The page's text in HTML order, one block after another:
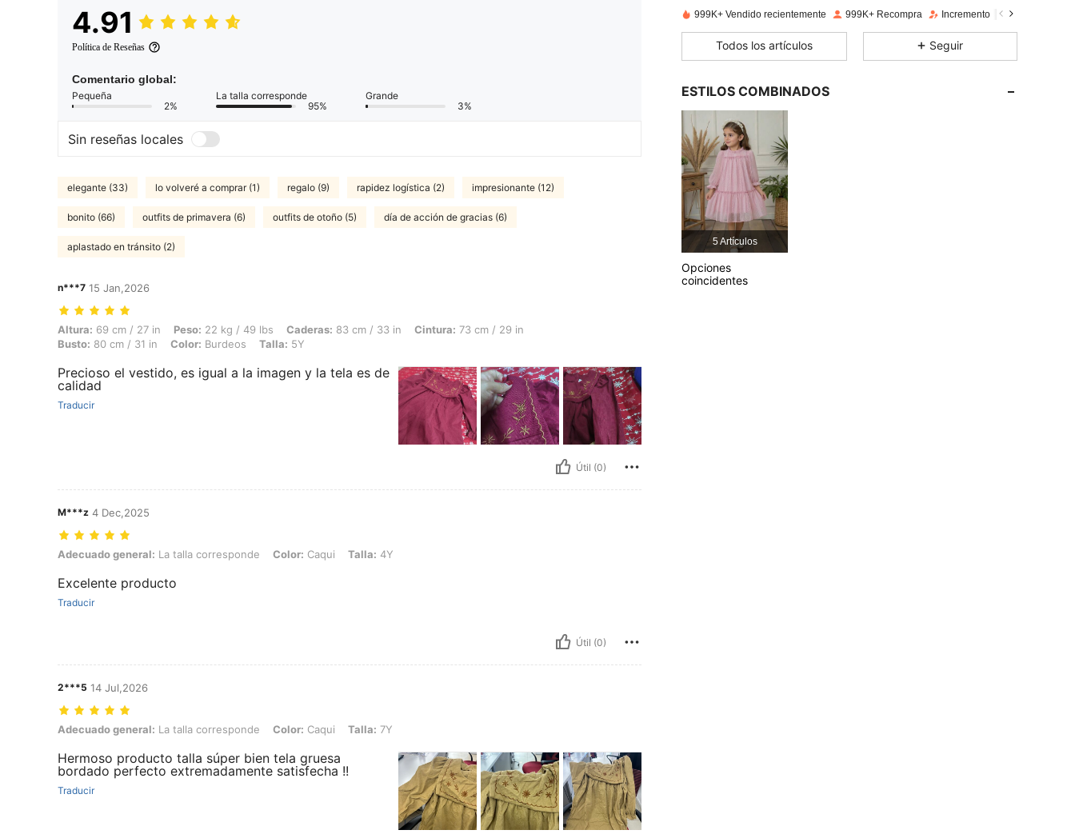
4.91
Política de Reseñas
Comentario global:
Pequeña
2%
La talla corresponde
95%
Grande
3%
Sin reseñas locales
elegante (33) lo volveré a comprar (1) regalo (9) rapidez logística (2) impresionante (12)
bonito (66) outfits de primavera (6) outfits de otoño (5) día de acción de gracias (6)
aplastado en tránsito (2)
n***7 15 Jan,2026
Altura: 69 cm / 27 in, Peso: 22 kg / 49 lbs, Caderas: 83 cm / 33 in, Cintura: 73 cm / 29 in, Busto: 80 cm / 31 in, Color: Burdeos, Talla: 5Y
Altura: 69 cm / 27 in Peso: 22 kg / 49 lbs Caderas: 83 cm / 33 in Cintura: 73 cm / 29 in
Busto: 80 cm / 31 in Color: Burdeos Talla: 5Y
Precioso el vestido, es igual a la imagen y la tela es de
calidad
Traducir
Útil (0)
M***z 4 Dec,2025
Adecuado general: La talla corresponde, Color: Caqui, Talla: 4Y
Adecuado general: La talla corresponde Color: Caqui Talla: 4Y
Excelente producto
Traducir
Útil (0)
2***5 14 Jul,2026
Adecuado general: La talla corresponde, Color: Caqui, Talla: 7Y
Adecuado general: La talla corresponde Color: Caqui Talla: 7Y
Hermoso producto talla súper bien tela gruesa
bordado perfecto extremadamente satisfecha !!
Traducir
4.92 4.2K 619K
4.92 4.2K
4.92
4.92
999K+ Vendido recientemente 999K+ Recompra Incremento de seguidores de
Todos los artículos Seguir
ESTILOS COMBINADOS
5 Artículos
Opciones
coincidentes